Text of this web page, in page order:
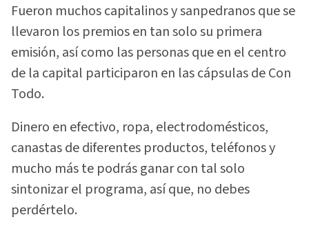
Fueron muchos capitalinos y sanpedranos que se
llevaron los premios en tan solo su primera
emisión, así como las personas que en el centro
de la capital participaron en las cápsulas de Con
Todo.
Dinero en efectivo, ropa, electrodomésticos,
canastas de diferentes productos, teléfonos y
mucho más te podrás ganar con tal solo
sintonizar el programa, así que, no debes
perdértelo.